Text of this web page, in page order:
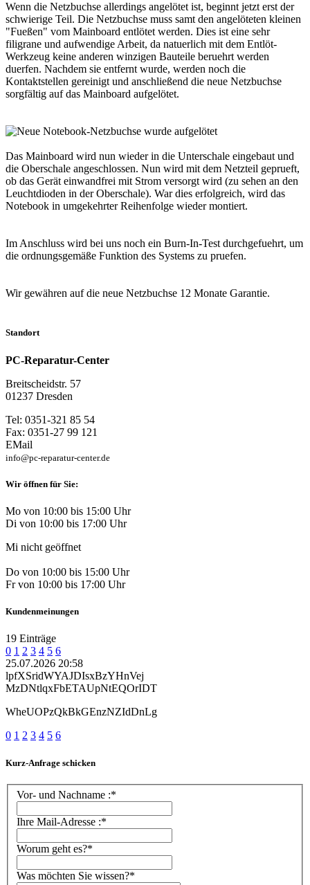
Wenn die Netzbuchse allerdings angelötet ist, beginnt jetzt erst der
schwierige Teil. Die Netzbuchse muss samt den angelöteten kleinen
"Fueßen" vom Mainboard entlötet werden. Dies ist eine sehr
filigrane und aufwendige Arbeit, da natuerlich mit dem Entlöt-
Werkzeug keine anderen winzigen Bauteile beruehrt werden
duerfen. Nachdem sie entfernt wurde, werden noch die
Kontaktstellen gereinigt und anschließend die neue Netzbuchse
sorgfältig auf das Mainboard aufgelötet.
Das Mainboard wird nun wieder in die Unterschale eingebaut und
die Oberschale angeschlossen. Nun wird mit dem Netzteil geprueft,
ob das Gerät einwandfrei mit Strom versorgt wird (zu sehen an den
Leuchtdioden in der Oberschale). War dies erfolgreich, wird das
Notebook in umgekehrter Reihenfolge wieder montiert.
Im Anschluss wird bei uns noch ein Burn-In-Test durchgefuehrt, um
die ordnungsgemäße Funktion des Systems zu pruefen.
Wir gewähren auf die neue Netzbuchse 12 Monate Garantie.
Standort
PC-Reparatur-Center
Breitscheidstr. 57
01237 Dresden
Tel: 0351-321 85 54
Fax: 0351-27 99 121
EMail
info@pc-reparatur-center.de
Wir öffnen für Sie:
Mo von 10:00 bis 15:00 Uhr
Di von 10:00 bis 17:00 Uhr
Mi nicht geöffnet
Do von 10:00 bis 15:00 Uhr
Fr von 10:00 bis 17:00 Uhr
Kundenmeinungen
19 Einträge
0 1 2 3 4 5 6
25.07.2026 20:58
lpfXSridWYAJDIsxBzYHnVej
MzDNtlqxFbETAUpNtEQOrIDT
WheUOPzQkBkGEnzNZIdDnLg
0 1 2 3 4 5 6
Kurz-Anfrage schicken
Vor- und Nachname :*
Ihre Mail-Adresse :*
Worum geht es?*
Was möchten Sie wissen?*